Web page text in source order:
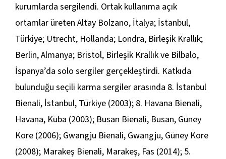
kurumlarda sergilendi. Ortak kullanıma açık
ortamlar üreten Altay Bolzano, İtalya; İstanbul,
Türkiye; Utrecht, Hollanda; Londra, Birleşik Krallık;
Berlin, Almanya; Bristol, Birleşik Krallık ve Bilbalo,
İspanya’da solo sergiler gerçekleştirdi. Katkıda
bulunduğu seçili karma sergiler arasında 8. İstanbul
Bienali, İstanbul, Türkiye (2003); 8. Havana Bienali,
Havana, Küba (2003); Busan Bienali, Busan, Güney
Kore (2006); Gwangju Bienali, Gwangju, Güney Kore
(2008); Marakeş Bienali, Marakeş, Fas (2014); 5.